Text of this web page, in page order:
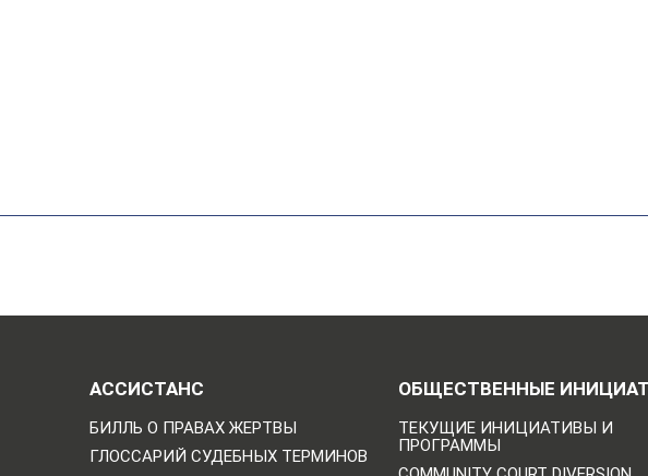
АССИСТАНС
БИЛЛЬ О ПРАВАХ ЖЕРТВЫ
ГЛОССАРИЙ СУДЕБНЫХ ТЕРМИНОВ
ОБЩЕСТВЕННЫЕ
ТЕКУЩИЕ ИНИЦИАТИВЫ И
ПРОГРАММЫ